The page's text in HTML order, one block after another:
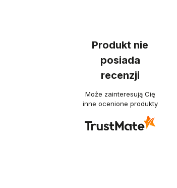
Produkt nie
posiada
recenzji
Może zainteresują Cię
inne ocenione produkty